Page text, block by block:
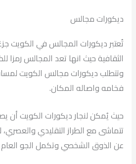
ديكورات مجالس
تُعتبر ديكورات المجالس في الكويت
الثقافية حيث انها تعد المجالس رمزا
وتتطلب ديكورات مجالس الكويت
فخامه واصاله المكان.
حيث يُمكن لنجار ديكورات الكويت
تتماشى مع الطراز التقليدي
عن الذوق الشخصي وتكمل الجو